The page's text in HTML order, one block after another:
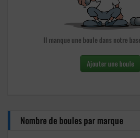
Il manque une boule dans notre
Ajouter une boule
Nombre de boules par marque